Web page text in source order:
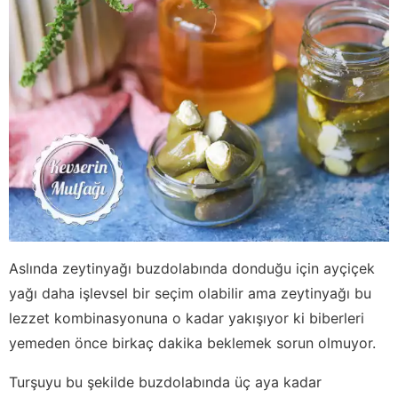
Aslında zeytinyağı buzdolabında donduğu için ayçiçek
yağı daha işlevsel bir seçim olabilir ama zeytinyağı bu
lezzet kombinasyonuna o kadar yakışıyor ki biberleri
yemeden önce birkaç dakika beklemek sorun olmuyor.
Turşuyu bu şekilde buzdolabında üç aya kadar